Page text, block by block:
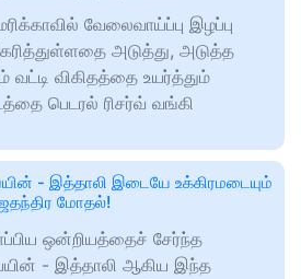
வேலைவாய்ப்பு இழப்பு
அடுத்து, அடுத்த
வட்டி விகிதத்தை உயர்த்தும்
பெடரல் ரிசர்வ் வங்கி
- இத்தாலி இடையே உக்கிரமடையும்
மோதல்!
ஒன்றியத்தைச் சேர்ந்த
- இத்தாலி ஆகிய இந்த